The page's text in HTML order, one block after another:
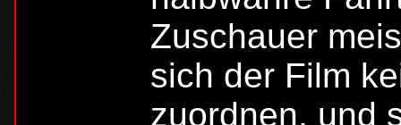
Zuschauer
sich der Film
zuordnen, und